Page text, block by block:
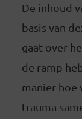
De inhoud
basis van
gaat over
de ramp
manier hoe
trauma